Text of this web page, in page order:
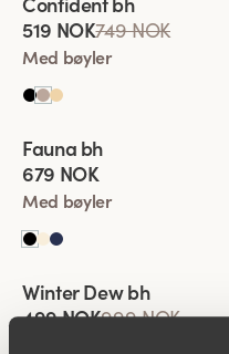
519 NOK749 NOK
Med bøyler
Viewing image 1 of 2
Fauna bh
679 NOK
Med bøyler
Viewing image 1 of 2
Lars Wallin Design
Winter Dew bh
499 NOK999 NOK